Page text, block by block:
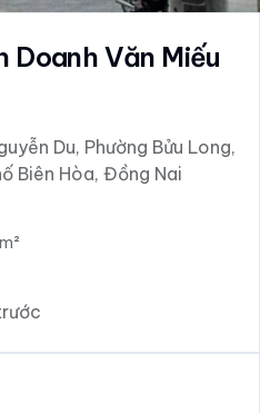
Doanh Văn Miếu
Du, Phường Bửu Long,
Biên Hòa, Đồng Nai